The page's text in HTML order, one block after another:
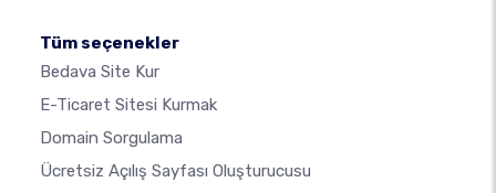
Tüm seçenekler
Bedava Site Kur
E-Ticaret Sitesi Kurmak
Domain Sorgulama
Ücretsiz Açılış Sayfası Oluşturucusu